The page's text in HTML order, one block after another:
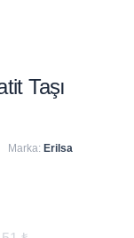
Taşı
Marka: Erilsa